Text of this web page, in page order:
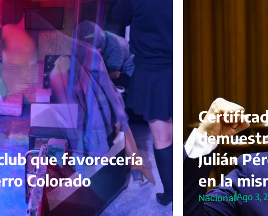
que favorecería
Colorado
Julián
en la
NacionalAgo 3,